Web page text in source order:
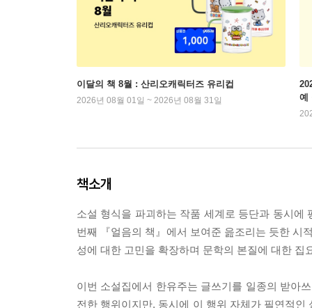
이달의 책 8월 : 산리오캐릭터즈 유리컵
2026년 08월 01일 ~ 2026년 08월 31일
예
책소개
소설 형식을 파괴하는 작품 세계로 등단과 동시
번째 『얼음의 책』에서 보여준 읊조리는 듯한 시
성에 대한 고민을 확장하며 문학의 본질에 대한 집
이번 소설집에서 한유주는 글쓰기를 일종의 받아
전한 행위이지만, 동시에 이 행위 자체가 필연적인